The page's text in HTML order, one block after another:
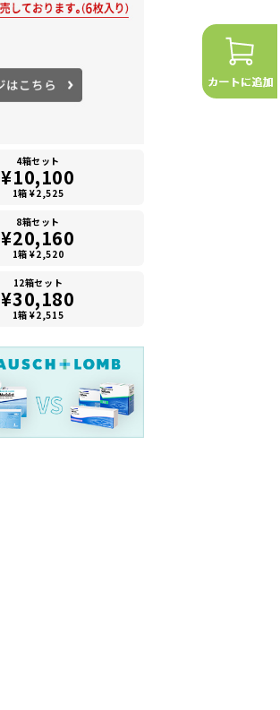
4箱セット
¥10,100
1箱 ¥2,525
8箱セット
¥20,160
1箱 ¥2,520
12箱セット
¥30,180
1箱 ¥2,515